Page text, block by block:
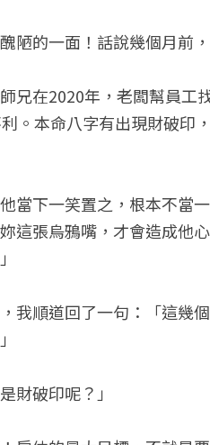
陋的一面！話說幾個月前
兄在2020年，老闆幫員
。本命八字有出現財破印
當下一笑置之，根本不當
這張烏鴉嘴，才會造成他
我順道回了一句：「這幾
財破印呢？」